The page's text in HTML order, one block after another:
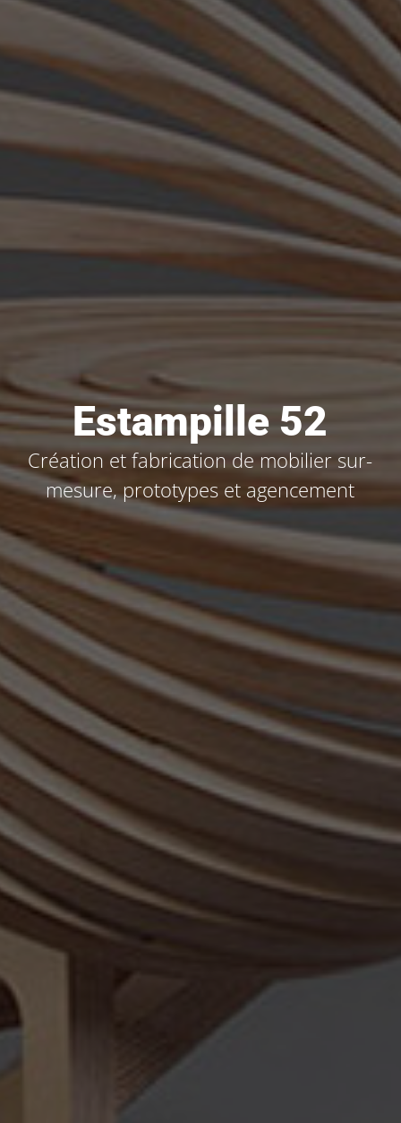
Estampille 52
Création et fabrication de mobilier sur-
mesure, prototypes et agencement